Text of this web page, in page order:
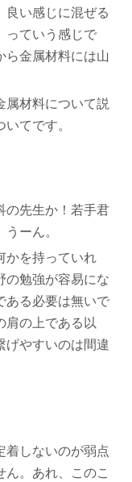
良い感じに混ぜる
っていう感じで
ら金属材料には山
材料について説
てです。
先生か！若手君
ーん。
かを持っていれ
の勉強が容易にな
ある必要は無いで
肩の上である以
げやすいのは間違
しないのが弱点
。あれ、このこ